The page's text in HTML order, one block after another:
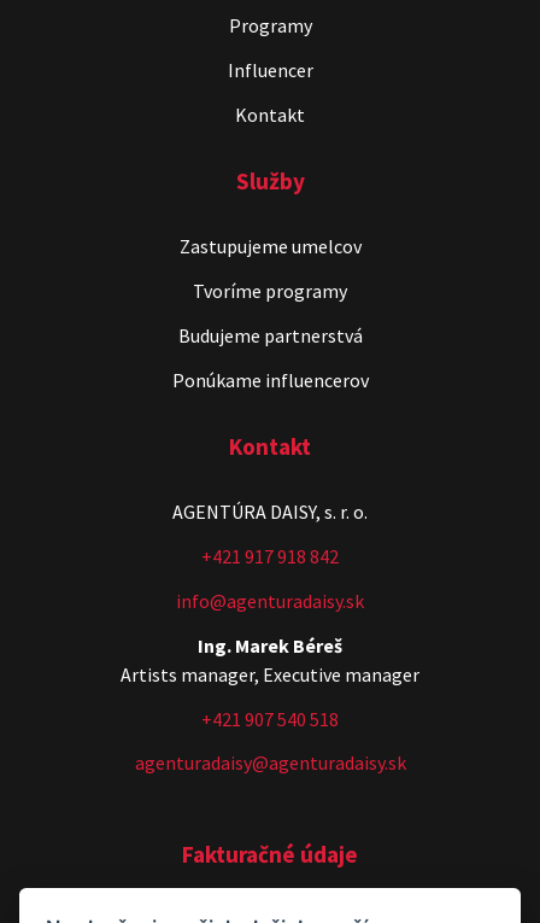
Programy
Influencer
Kontakt
Služby
Zastupujeme umelcov
Tvoríme programy
Budujeme partnerstvá
Ponúkame influencerov
Kontakt
AGENTÚRA DAISY, s. r. o.
+421 917 918 842
info@agenturadaisy.sk
Ing. Marek Béreš
Artists manager, Executive manager
+421 907 540 518
agenturadaisy@agenturadaisy.sk
Fakturačné údaje